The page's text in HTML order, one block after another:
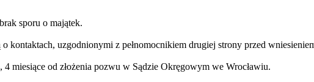
sporu o majątek.
kontaktach, uzgodnionymi z pełnomocnikiem drugiej strony przed
miesiące od złożenia pozwu w Sądzie Okręgowym we Wrocławiu.